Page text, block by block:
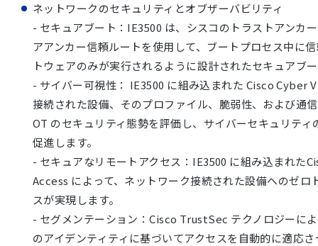
ネットワークのセキュリティとオブザーバビリティ
- セキュアブート：IE3500 は、シスコのトラストアンカ
アアンカー信頼ルートを使用して、ブートプロセス中に
トウェアのみが実行されるように設計されたセキュアブ
- サイバー可視性： IE3500 に組み込まれた Cisco Cyber
接続された設備、そのプロファイル、脆弱性、および通
OT のセキュリティ態勢を評価し、サイバーセキュリティ
促進します。
- セキュアなリモートアクセス：IE3500 に組み込まれ
Access によって、ネットワーク接続された設備へのゼロ
スが実現します。
- セグメンテーション：Cisco TrustSec テクノロジーに
のアイデンティティに基づいてアクセスを自動的に適応